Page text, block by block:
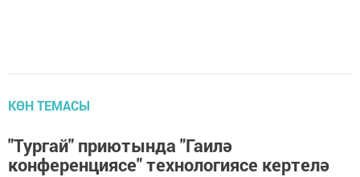
КӨН ТЕМАСЫ
"Тургай" приютында "Гаилә
конференциясе" технологиясе кертелә